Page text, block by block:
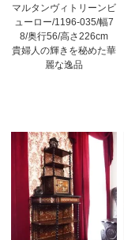
マルタンヴィトリーンビ
ューロー/1196-035/幅7
8/奥行56/高さ226cm
貴婦人の輝きを秘めた華
麗な逸品